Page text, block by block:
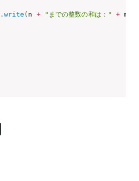
. write ( n + "までの整数の和は：" + m